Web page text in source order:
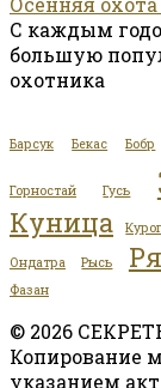
С каждым
большую
охотника
Барсук Бекас Бобр
Горностай Гусь
Куница
Ондатра Рысь
Фазан
© 2026
Копирование
указанием